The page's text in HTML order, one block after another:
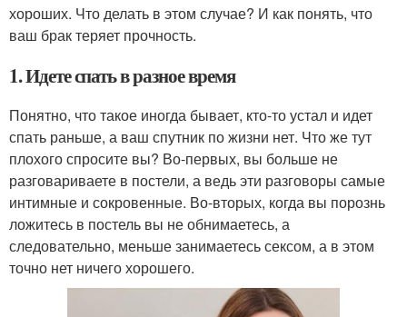
хороших. Что делать в этом случае? И как понять, что
ваш брак теряет прочность.
1. Идете спать в разное время
Понятно, что такое иногда бывает, кто-то устал и идет
спать раньше, а ваш спутник по жизни нет. Что же тут
плохого спросите вы? Во-первых, вы больше не
разговариваете в постели, а ведь эти разговоры самые
интимные и сокровенные. Во-вторых, когда вы порознь
ложитесь в постель вы не обнимаетесь, а
следовательно, меньше занимаетесь сексом, а в этом
точно нет ничего хорошего.